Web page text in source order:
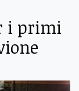
i primi